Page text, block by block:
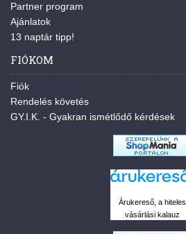
Partner program
Ajánlatok
13 naptár tipp!
FIÓKOM
Fiók
Rendelés követés
GY.I.K. - Gyakran ismétlődő kérdések
Árukereső, a hiteles
vásárlási kalauz